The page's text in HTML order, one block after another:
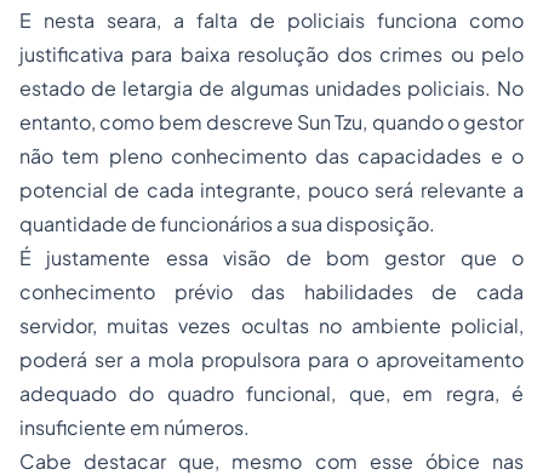
E nesta seara, a falta de policiais funciona como
justificativa para baixa resolução dos crimes ou pelo
estado de letargia de algumas unidades policiais. No
entanto, como bem descreve Sun Tzu, quando o gestor
não tem pleno conhecimento das capacidades e o
potencial de cada integrante, pouco será relevante a
quantidade de funcionários a sua disposição.
É justamente essa visão de bom gestor que o
conhecimento prévio das habilidades de cada
servidor, muitas vezes ocultas no ambiente policial,
poderá ser a mola propulsora para o aproveitamento
adequado do quadro funcional, que, em regra, é
insuficiente em números.
Cabe destacar que, mesmo com esse óbice nas